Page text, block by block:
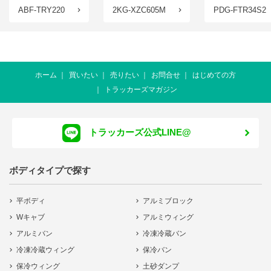
ABF-TRY220 2KG-XZC605M PDG-FTR34S2
ホーム 買いたい 売りたい お問合せ
はじめての方
トラッカーズマガジン
トラッカーズ公式LINE@
ボディタイプで探す
平ボディ
アルミブロック
Wキャブ
アルミウィング
アルミバン
冷凍冷蔵バン
冷凍冷蔵ウィング
保冷バン
保冷ウィング
土砂ダンプ